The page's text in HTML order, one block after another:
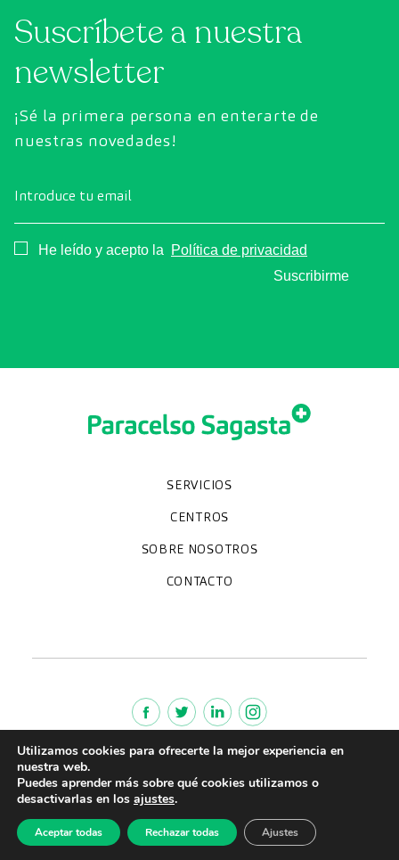
Suscríbete a nuestra
newsletter
¡Sé la primera persona en enterarte de
nuestras novedades!
Introduce tu email
Consentimiento
He leído y acepto la
Política de privacidad
Suscribirme
SERVICIOS
Especialidades
Diagnóstico por la imagen
Chequeos y revisiones médicas
CENTROS
Policlínica Sagasta
Paracelso Diagnóstico Médico
SOBRE NOSOTROS
Quiénes somos
Trabaja con nosotros
Noticias
Preguntas frecuentes
CONTACTO
Política de cookies
Aviso legal
Política de Privacidad
Política de calidad
Utilizamos cookies para ofrecerte la mejor experiencia en
nuestra web.
Puedes aprender más sobre qué cookies utilizamos o
desactivarlas en los ajustes.
Aceptar todas Rechazar todas Ajustes